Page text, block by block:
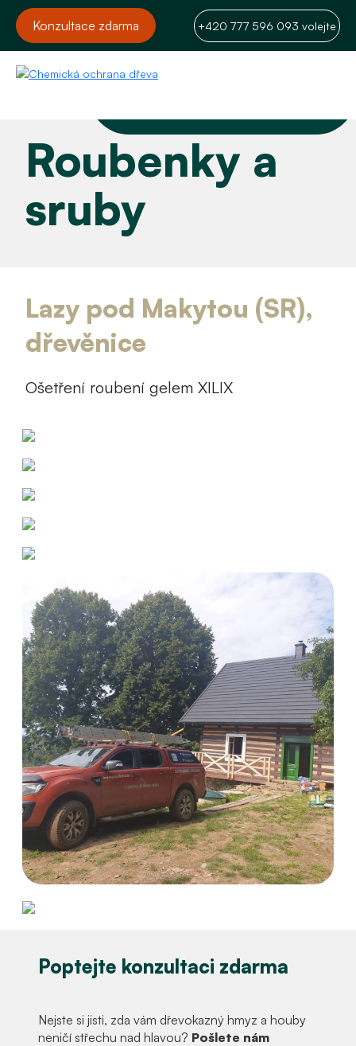
Konzultace zdarma +420 777 596 093 volejte
Roubenky a
sruby
Lazy pod Makytou (SR),
dřevěnice
Ošetření roubení gelem XILIX
Poptejte konzultaci zdarma
Nejste si jisti, zda vám dřevokazný hmyz a houby
neničí střechu nad hlavou? Pošlete nám